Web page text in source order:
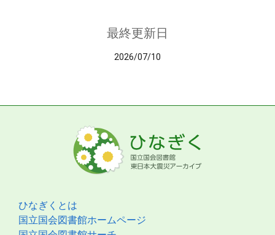
最終更新日
2026/07/10
ひなぎくとは
国立国会図書館ホームページ